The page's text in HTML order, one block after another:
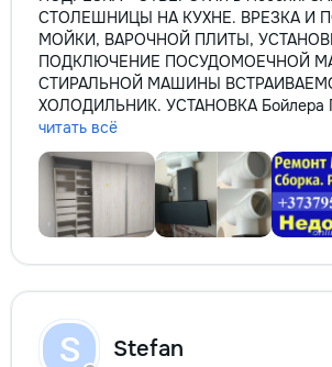
СТОЛЕШНИЦЫ НА КУХНЕ. ВРЕЗКА И
МОЙКИ, ВАРОЧНОЙ ПЛИТЫ,
ПОДКЛЮЧЕНИЕ ПОСУДОМОЕЧНОЙ
СТИРАЛЬНОЙ МАШИНЫ
ХОЛОДИЛЬНИК. УСТАНОВКА
читать всё
S Stefan